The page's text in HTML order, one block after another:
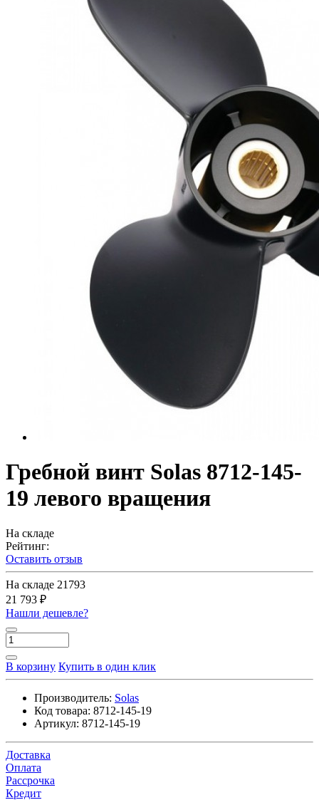
Гребной винт Solas 8712-145-
19 левого вращения
На складе
Рейтинг:
Оставить отзыв
На складе 21793
21 793 ₽
Нашли дешевле?
В корзину Купить в один клик
Производитель: Solas
Код товара: 8712-145-19
Артикул: 8712-145-19
Доставка
Оплата
Рассрочка
Кредит